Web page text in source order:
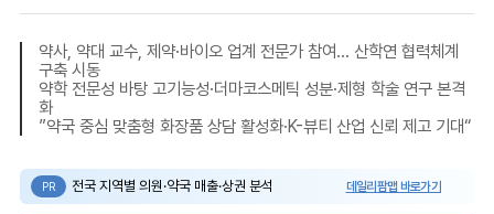
약사, 약대 교수, 제약·바이오 업계 전문가 참여… 산학연 협력체계
구축 시동
약학 전문성 바탕 고기능성·더마코스메틱 성분·제형 학술 연구 본격
화
”약국 중심 맞춤형 화장품 상담 활성화·K-뷰티 산업 신뢰 제고 기대“
PR 전국 지역별 의원·약국 매출·상권 분석 데일리팜맵 바로가기